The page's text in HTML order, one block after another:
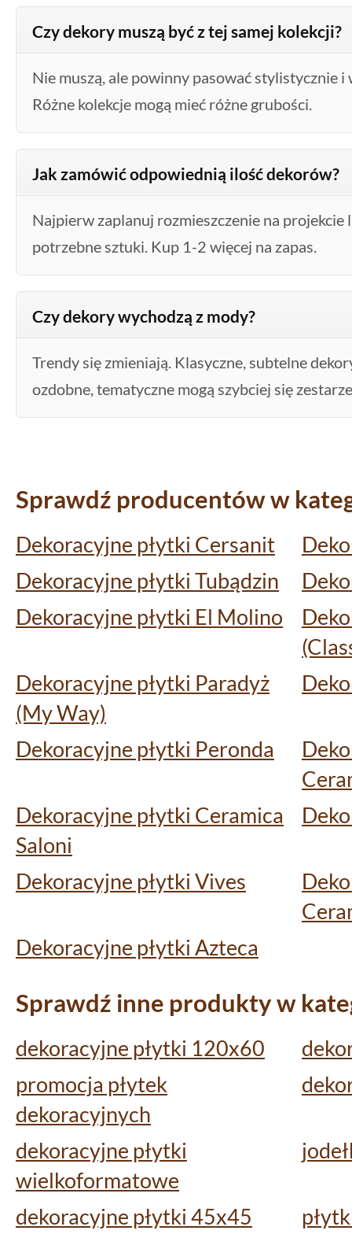
Czy dekory muszą być z tej samej kolekcji?
Nie muszą, ale powinny pasować stylistycznie
Różne kolekcje mogą mieć różne grubości.
Jak zamówić odpowiednią ilość dekorów?
Najpierw zaplanuj rozmieszczenie na projekcie
potrzebne sztuki. Kup 1-2 więcej na zapas.
Czy dekory wychodzą z mody?
Trendy się zmieniają. Klasyczne, subtelne
ozdobne, tematyczne mogą szybciej się
Sprawdź producentów w
Dekoracyjne płytki Cersanit
Dekoracyjne płytki Tubądzin
Dekoracyjne płytki El Molino
Dekoracyjne płytki Paradyż
(My Way)
Dekoracyjne płytki Peronda
Dekoracyjne płytki Ceramica
Saloni
Dekoracyjne płytki Vives
Dekoracyjne płytki Azteca
Sprawdź inne produkty w
dekoracyjne płytki 120x60
promocja płytek
dekoracyjnych
dekoracyjne płytki
wielkoformatowe
dekoracyjne płytki 45x45